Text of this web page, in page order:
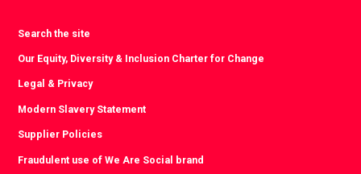
Search the site
Our Equity, Diversity & Inclusion Charter for Change
Legal & Privacy
Modern Slavery Statement
Supplier Policies
Fraudulent use of We Are Social brand